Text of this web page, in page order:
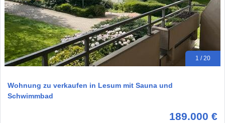
1 / 20
Wohnung zu verkaufen in Lesum mit Sauna und
Schwimmbad
189.000 €